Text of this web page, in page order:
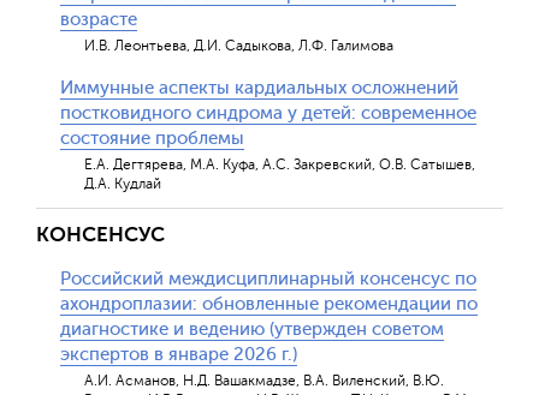
возрасте
И.В. Леонтьева, Д.И. Садыкова, Л.Ф. Галимова
Иммунные аспекты кардиальных осложнений
постковидного синдрома у детей: современное
состояние проблемы
Е.А. Дегтярева, М.А. Куфа, А.С. Закревский, О.В. Сатышев,
Д.А. Кудлай
КОНСЕНСУС
Российский междисциплинарный консенсус по
ахондроплазии: обновленные рекомендации по
диагностике и ведению (утвержден советом
экспертов в январе 2026 г.)
А.И. Асманов, Н.Д. Вашакмадзе, В.А. Виленский, В.Ю.